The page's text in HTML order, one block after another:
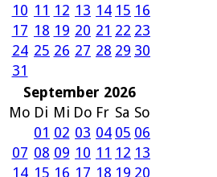
10 11 12 13 14 15 16
17 18 19 20 21 22 23
24 25 26 27 28 29 30
31
September 2026
Mo Di Mi Do Fr Sa So
01 02 03 04 05 06
07 08 09 10 11 12 13
14 15 16 17 18 19 20